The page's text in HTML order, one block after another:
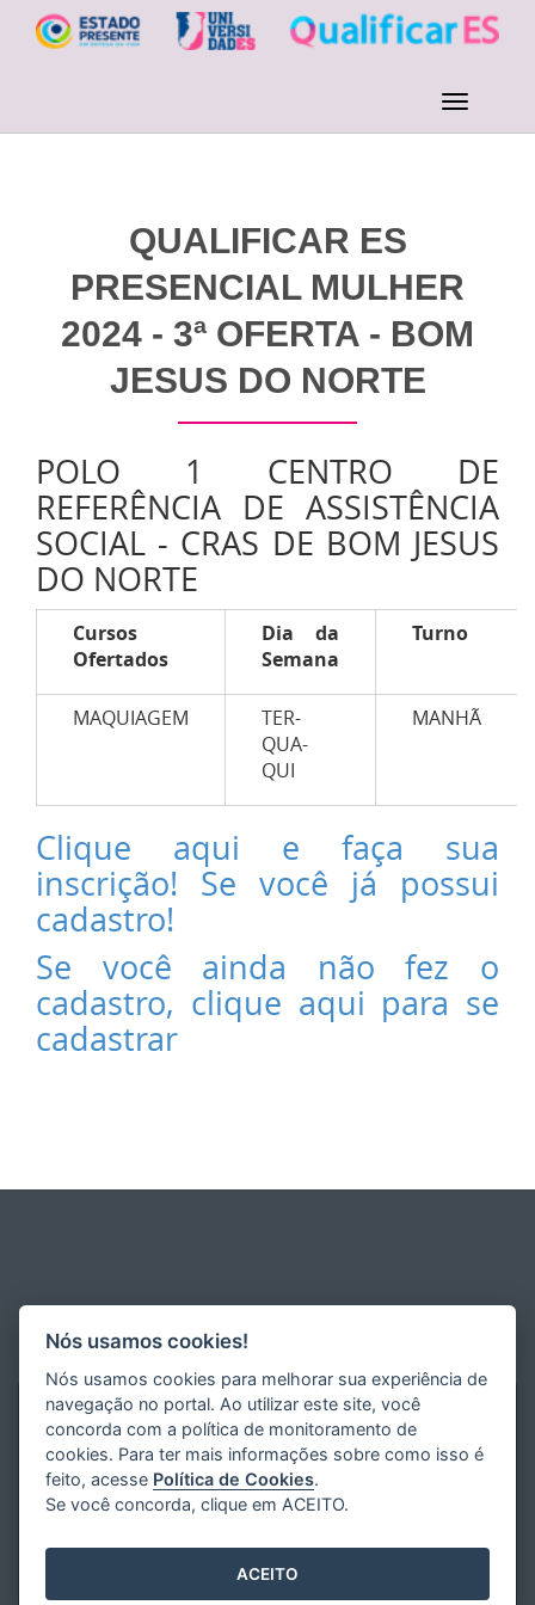
QUALIFICAR ES
PRESENCIAL MULHER
2024 - 3ª OFERTA - BOM
JESUS DO NORTE
POLO 1 CENTRO DE
REFERÊNCIA DE ASSISTÊNCIA
SOCIAL - CRAS DE BOM JESUS
DO NORTE
Cursos
Ofertados
Dia da
Semana
Turno
MAQUIAGEM
TER-
QUA-
QUI
MANHÃ
Clique aqui e faça sua
inscrição! Se você já possui
cadastro!
Se você ainda não fez o
cadastro, clique aqui para se
cadastrar
Nós usamos cookies!
Nós usamos cookies para melhorar sua experiência de
navegação no portal. Ao utilizar este site, você
concorda com a política de monitoramento de
cookies. Para ter mais informações sobre como isso é
feito, acesse Política de Cookies.
Se você concorda, clique em ACEITO.
ACEITO